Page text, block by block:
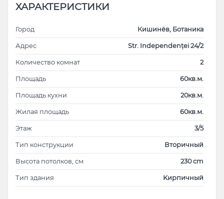
ХАРАКТЕРИСТИКИ
Город Кишинёв, Ботаника
Адрес Str. Independenței 24/2
Количество комнат 2
Площадь 60кв.м.
Площадь кухни 20кв.м.
Жилая площадь 60кв.м.
Этаж 3/5
Тип конструкции Вторичный
Высота потолков, см 230 cm
Тип здания Kирпичный